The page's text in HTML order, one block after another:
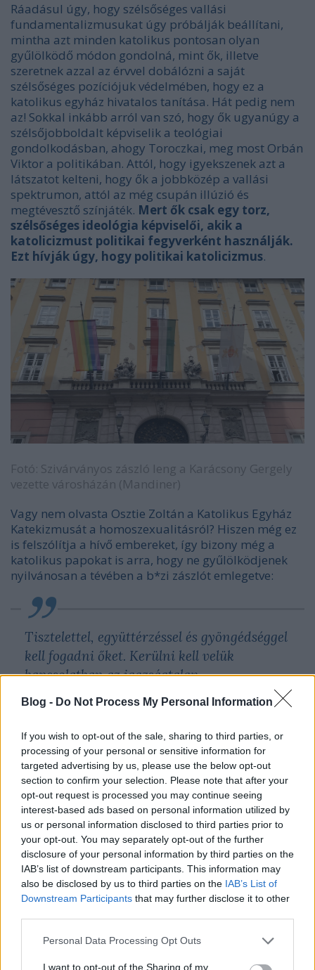
Blog - Do Not Process My Personal Information
If you wish to opt-out of the sale, sharing to third parties, or
processing of your personal or sensitive information for
targeted advertising by us, please use the below opt-out
section to confirm your selection. Please note that after your
opt-out request is processed you may continue seeing
interest-based ads based on personal information utilized by
us or personal information disclosed to third parties prior to
your opt-out. You may separately opt-out of the further
disclosure of your personal information by third parties on the
IAB’s list of downstream participants. This information may
also be disclosed by us to third parties on the IAB’s List of
Downstream Participants that may further disclose it to other
Please note that this website/app uses one or more Google
not limited to your visit or usage behaviour. You may click to
Personal Data Processing Opt Outs
I want to opt-out of the Sharing of my
Ráadásul úgy, hogy szélsőséges vallási
fundamentalizmusukat úgy próbálják beállítani,
mintha azt minden katolikus pontosan olyan
gyűlölködő módon gondolná, mint ők, illetve
szeretnek azzal az érvvel dobálózni a saját
szélsőséges pozíciójuk védelmében, hogy ez a
katolikus egyház hivatalos tanítása. Hát pedig nem
az! Sokkal inkább arról van szó, hogy ők ugyanúgy a
szélsőjobboldalt képviselik a teológiai
gondolkodásban, ahogy Toroczkai, meg most Orbán
Viktor a politikában. Attól, hogy igyekszenek azt a
látszatot kelteni, hogy ők a jobbközép a vallási
spektrumon, attól az még csupán illúzió és
megtévesztő színjáték. Mert ők csak egy torz,
szélsőséges ideológia képviselői, akik a
katolicizmust politikai fegyverként használják.
Ezt hívják úgy, hogy politikai katolicizmus.
Fotó: Szivárványos zászló leng a Karácsony Gergely
vezette városházán (Mandiner)
Vagy nem olvasta Osztie Zoltán a Katolikus Egyház
Katekizmusát a homoszexualitásról? Hiszen még ez
is felszólítja a hívő embereket, így bizony még a
katolikus papokat is arra, hogy ne gyűlölködjenek
nyilvánosan a tévében a b*zi zászlót emlegetve:
Tisztelettel, együttérzéssel és gyöngédséggel
kell fogadni őket. Kerülni kell velük
kapcsolatban az igazságtalan
megkülönböztetés minden jelét. (KEK, 2358)
Agresszív és háborús hangvételű megnyilatkozása
mennyiben tartalmaz tiszteletet, együttérzést és
gyöngédséget?
Itt már olyan abszurddá vált a társadalmi
környezet és az ideológiai háború, hogy itt
már nem lehet szelídnek lenni, itt nemet
kell mondani. Tehát mindarra, amivel itt
egyéb. Itt már nem lehet hallgatni tovább.